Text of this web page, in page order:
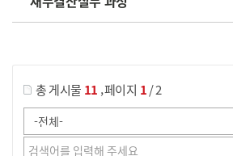
총 게시물 11 ,페이지 1/ 2